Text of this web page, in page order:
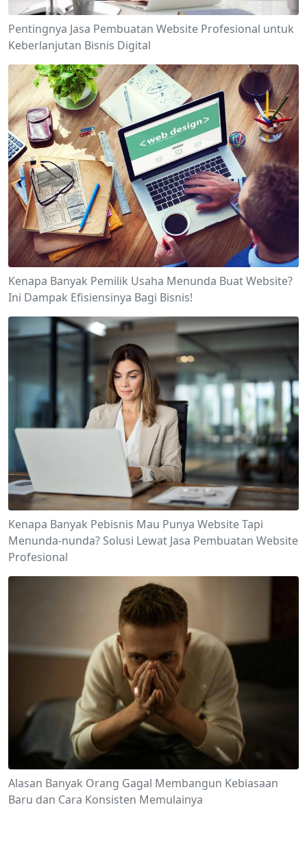
Pentingnya Jasa Pembuatan Website Profesional untuk
Keberlanjutan Bisnis Digital
Kenapa Banyak Pemilik Usaha Menunda Buat Website?
Ini Dampak Efisiensinya Bagi Bisnis!
Kenapa Banyak Pebisnis Mau Punya Website Tapi
Menunda-nunda? Solusi Lewat Jasa Pembuatan Website
Profesional
Alasan Banyak Orang Gagal Membangun Kebiasaan
Baru dan Cara Konsisten Memulainya